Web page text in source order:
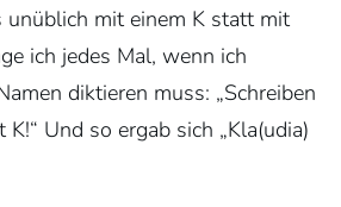
unüblich mit einem K statt mit
ich jedes Mal, wenn ich
diktieren muss: „Schreiben
Und so ergab sich „Kla(udia)